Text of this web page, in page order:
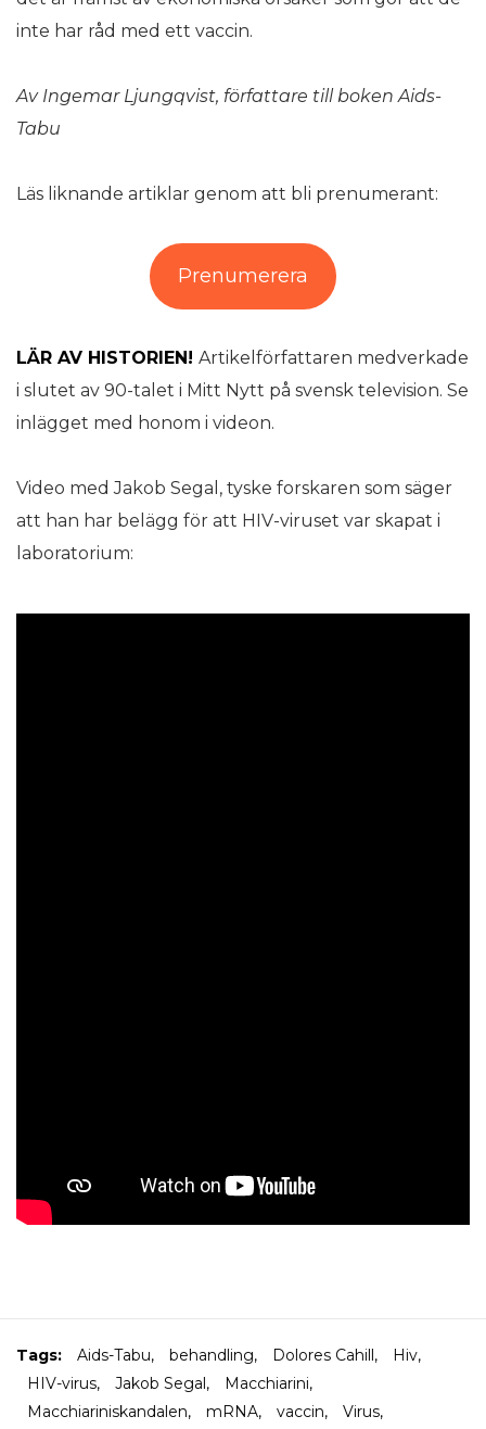
inte har råd med ett vaccin.
Av Ingemar Ljungqvist, författare till boken Aids-
Tabu
Läs liknande artiklar genom att bli prenumerant:
Prenumerera
LÄR AV HISTORIEN! Artikelförfattaren medverkade
i slutet av 90-talet i Mitt Nytt på svensk television. Se
inlägget med honom i videon.
Video med Jakob Segal, tyske forskaren som säger
att han har belägg för att HIV-viruset var skapat i
laboratorium:
Tags: Aids-Tabu, behandling, Dolores Cahill , Hiv,
HIV-virus, Jakob Segal , Macchiarini,
Macchiariniskandalen, mRNA, vaccin, Virus,